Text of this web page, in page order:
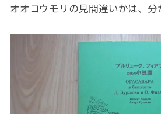
オオコウモリの見間違いかは、分